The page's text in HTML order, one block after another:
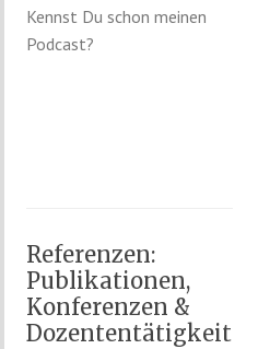
Kennst Du schon meinen
Podcast?
Referenzen:
Publikationen,
Konferenzen &
Dozententätigkeit